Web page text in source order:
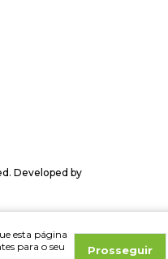
esta página
para o seu
Prosseguir
Developed by